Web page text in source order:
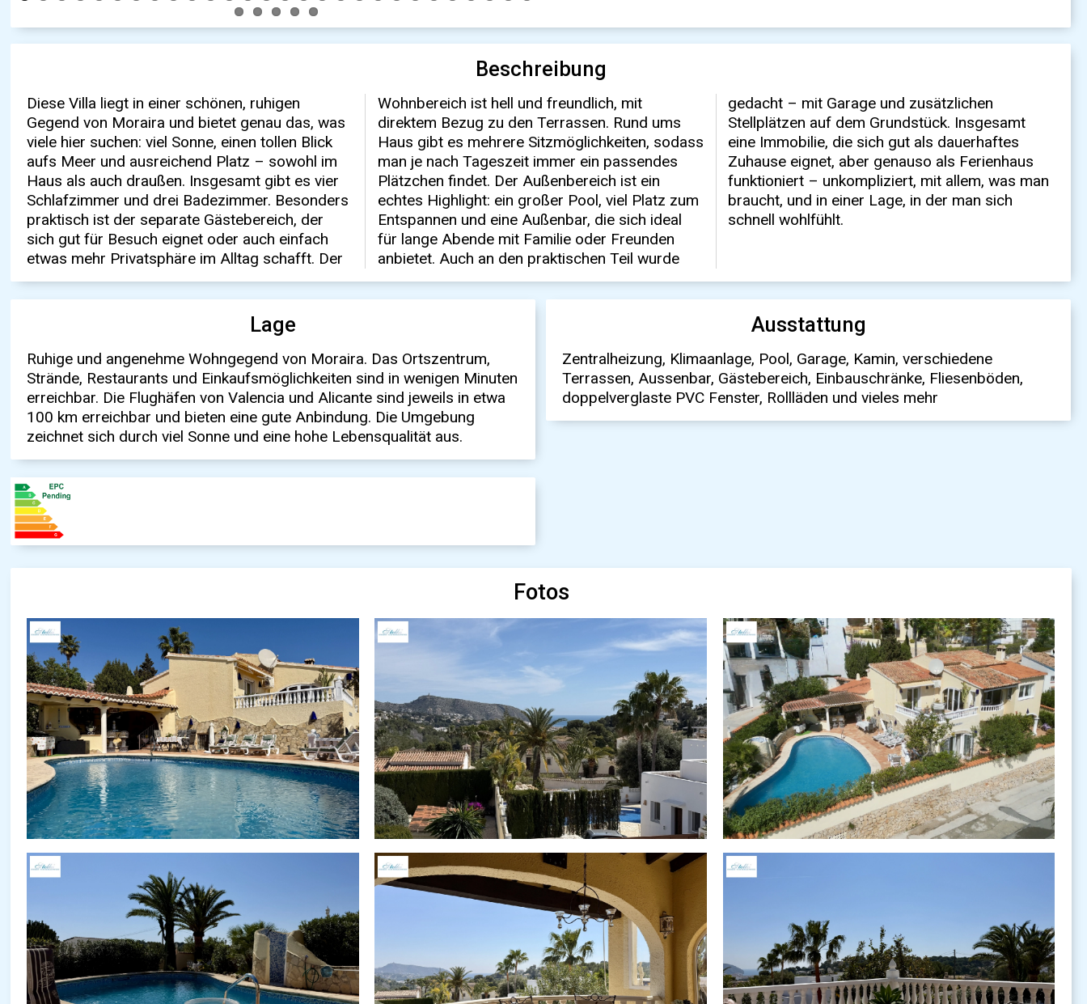
Beschreibung
Diese Villa liegt in einer schönen, ruhigen
Gegend von Moraira und bietet genau das, was
viele hier suchen: viel Sonne, einen tollen Blick
aufs Meer und ausreichend Platz – sowohl im
Haus als auch draußen. Insgesamt gibt es vier
Schlafzimmer und drei Badezimmer. Besonders
praktisch ist der separate Gästebereich, der
sich gut für Besuch eignet oder auch einfach
etwas mehr Privatsphäre im Alltag schafft. Der
Wohnbereich ist hell und freundlich, mit
direktem Bezug zu den Terrassen. Rund ums
Haus gibt es mehrere Sitzmöglichkeiten, sodass
man je nach Tageszeit immer ein passendes
Plätzchen findet. Der Außenbereich ist ein
echtes Highlight: ein großer Pool, viel Platz zum
Entspannen und eine Außenbar, die sich ideal
für lange Abende mit Familie oder Freunden
anbietet. Auch an den praktischen Teil wurde
gedacht – mit Garage und zusätzlichen
Stellplätzen auf dem Grundstück. Insgesamt
eine Immobilie, die sich gut als dauerhaftes
Zuhause eignet, aber genauso als Ferienhaus
funktioniert – unkompliziert, mit allem, was man
braucht, und in einer Lage, in der man sich
schnell wohlfühlt.
Lage
Ruhige und angenehme Wohngegend von Moraira. Das Ortszentrum,
Strände, Restaurants und Einkaufsmöglichkeiten sind in wenigen Minuten
erreichbar. Die Flughäfen von Valencia und Alicante sind jeweils in etwa
100 km erreichbar und bieten eine gute Anbindung. Die Umgebung
zeichnet sich durch viel Sonne und eine hohe Lebensqualität aus.
Ausstattung
Zentralheizung, Klimaanlage, Pool, Garage, Kamin, verschiedene
Terrassen, Aussenbar, Gästebereich, Einbauschränke, Fliesenböden,
doppelverglaste PVC Fenster, Rollläden und vieles mehr
Fotos